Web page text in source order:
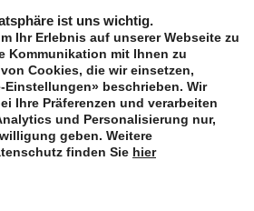
ist uns wichtig.
Ihr Erlebnis auf unserer Webseite zu
Kommunikation mit Ihnen zu
Cookies, die wir einsetzen,
Einstellungen» beschrieben. Wir
Ihre Präferenzen und verarbeiten
und Personalisierung nur,
geben. Weitere
finden Sie hier